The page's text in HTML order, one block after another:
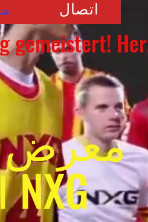
اتصال
معرض
القدم العالمي NXG